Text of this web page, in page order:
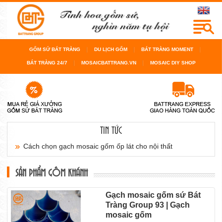
GỐM SỨ BÁT TRÀNG DU LỊCH GỐM BÁT TRÀNG MOMENT
BÁT TRÀNG 24/7 MOSAICBATTRANG.VN MOSAIC DIY SHOP
TIN TỨC
Cách chọn gạch mosaic gốm ốp lát cho nội thất
sàn...
Cách chọn gạch mosaic gốm cho bể bơi, cho
phòng...
SẢN PHẨM GỐM KHÁNH
Gạch mosaic gốm sứ Bát
Tràng Group 93 | Gạch
mosaic gốm